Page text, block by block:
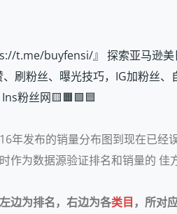
t.me/buyfensi/』 探索亚马逊美
、刷粉丝、曝光技巧，IG加粉丝
粉丝网🟨🟧🟩🟦
年发布的销量分布图到现在已
时作为数据源验证排名和销量的
边为排名，右边为各类目，所对